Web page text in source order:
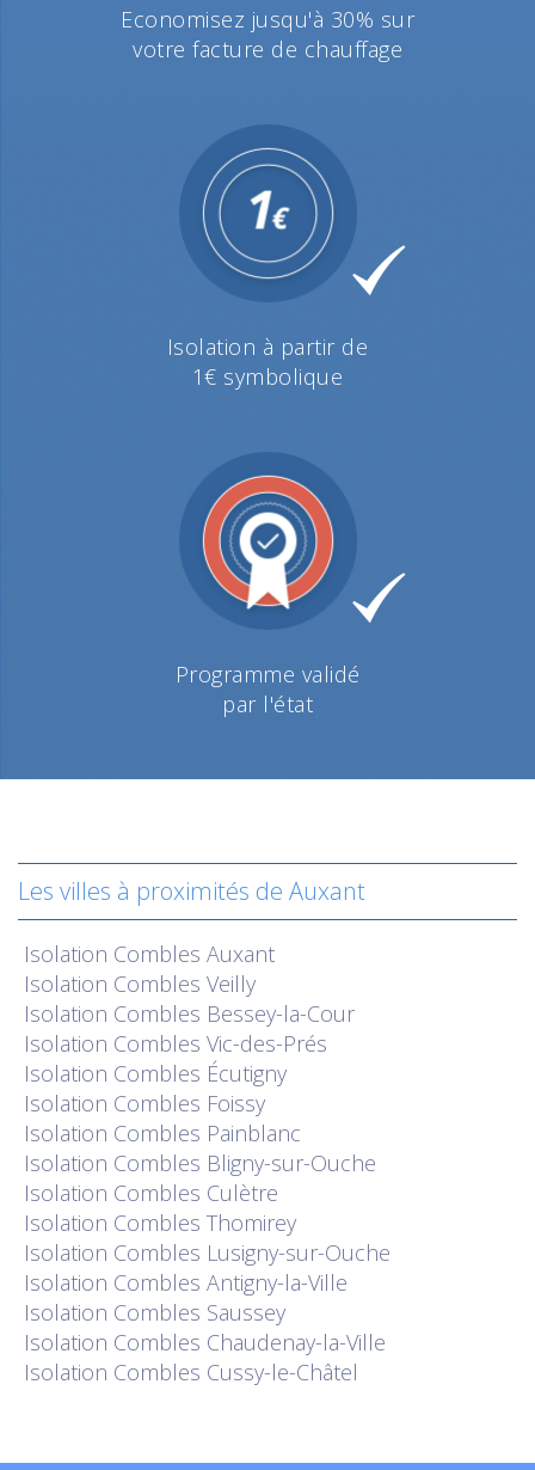
Economisez jusqu'à 30% sur
votre facture de chauffage
Isolation à partir de
1€ symbolique
Programme validé
par l'état
Les villes à proximités de Auxant
Isolation Combles Auxant
Isolation Combles Veilly
Isolation Combles Bessey-la-Cour
Isolation Combles Vic-des-Prés
Isolation Combles Écutigny
Isolation Combles Foissy
Isolation Combles Painblanc
Isolation Combles Bligny-sur-Ouche
Isolation Combles Culètre
Isolation Combles Thomirey
Isolation Combles Lusigny-sur-Ouche
Isolation Combles Antigny-la-Ville
Isolation Combles Saussey
Isolation Combles Chaudenay-la-Ville
Isolation Combles Cussy-le-Châtel